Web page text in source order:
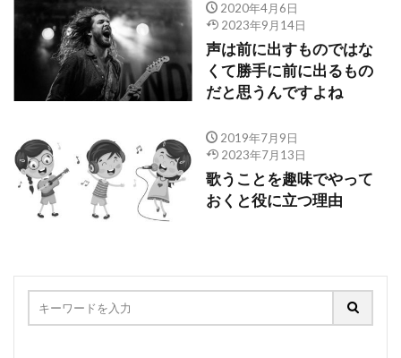
2020年4月6日
2023年9月14日
声は前に出すものではな
くて勝手に前に出るもの
だと思うんですよね
2019年7月9日
2023年7月13日
歌うことを趣味でやって
おくと役に立つ理由